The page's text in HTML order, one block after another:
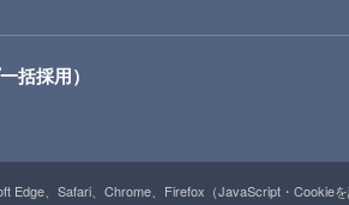
括採用）
Edge、Safari、Chrome、Firefox（JavaScript・Cookie